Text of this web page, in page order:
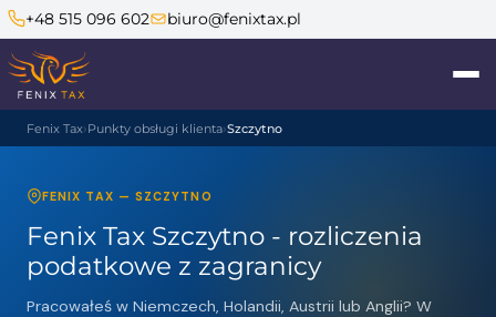
+48 515 096 602 biuro@fenixtax.pl
Fenix Tax Punkty obsługi klienta Szczytno
FENIX TAX — SZCZYTNO
Fenix Tax Szczytno - rozliczenia
podatkowe z zagranicy
Pracowałeś w Niemczech, Holandii, Austrii lub Anglii? W